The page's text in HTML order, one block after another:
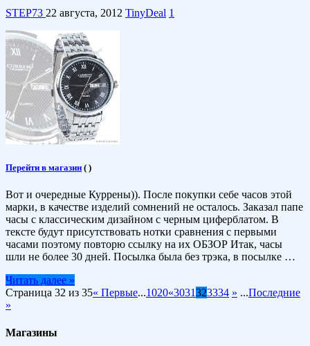
STEP73 22 августа, 2012 TinyDeal 1
Перейти в магазин ( )
Вот и очередные Куррены)). После покупки себе часов этой
марки, в качестве изделий сомнений не осталось. Заказал папе
часы с классическим дизайном с черным циферблатом. В
тексте будут присутствовать нотки сравнения с первыми
часами поэтому повторю ссылку на их ОБЗОР Итак, часы
шли не более 30 дней. Посылка была без трэка, в посылке …
Читать далее »
Страница 32 из 35« Первые...1020«3031323334 » ...Последние
»
Магазины